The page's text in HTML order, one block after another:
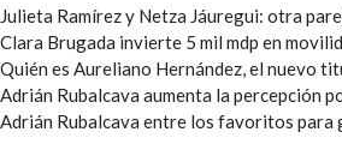
Julieta Ramírez y Netza Jáuregui: otra
Clara Brugada invierte 5 mil mdp en
Quién es Aureliano Hernández, el nuevo
Adrián Rubalcava aumenta la percepción
Adrián Rubalcava entre los favoritos para